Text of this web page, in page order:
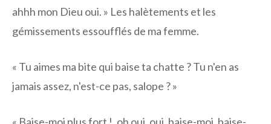
ahhh mon Dieu oui. » Les halètements et les
gémissements essoufflés de ma femme.
« Tu aimes ma bite qui baise ta chatte ? Tu n'en as
jamais assez, n'est-ce pas, salope ? »